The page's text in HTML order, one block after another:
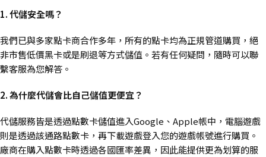
1. 代儲安全嗎？
我們已與多家點卡商合作多年，所有的點卡均為正規管道購買，絕
非市售低價黑卡或是刷退等方式儲值。若有任何疑問，隨時可以聯
繫客服為您解答。
2. 為什麼代儲會比自己儲值更便宜？
代儲服務皆是透過點數卡儲值進入Google、Apple帳中，電腦遊戲
則是透過該通路點數卡，再下載遊戲登入您的遊戲帳號進行購買。
廠商在購入點數卡時透過各國匯率差異，因此能提供更為划算的服